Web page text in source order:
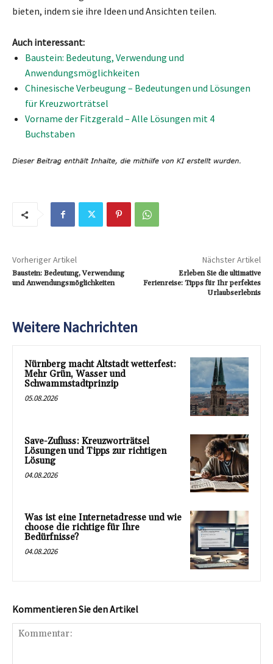
bieten, indem sie ihre Ideen und Ansichten teilen.
Auch interessant:
Baustein: Bedeutung, Verwendung und
Anwendungsmöglichkeiten
Chinesische Verbeugung – Bedeutungen und Lösungen
für Kreuzworträtsel
Vorname der Fitzgerald – Alle Lösungen mit 4
Buchstaben
Vorheriger Artikel
Baustein: Bedeutung, Verwendung
und Anwendungsmöglichkeiten
Nächster Artikel
Erleben Sie die ultimative
Ferienreise: Tipps für Ihr perfektes
Urlaubserlebnis
Weitere Nachrichten
Nürnberg macht Altstadt wetterfest:
Mehr Grün, Wasser und
Schwammstadtprinzip
05.08.2026
Save-Zufluss: Kreuzworträtsel
Lösungen und Tipps zur richtigen
Lösung
04.08.2026
Was ist eine Internetadresse und wie
choose die richtige für Ihre
Bedürfnisse?
04.08.2026
Kommentieren Sie den Artikel